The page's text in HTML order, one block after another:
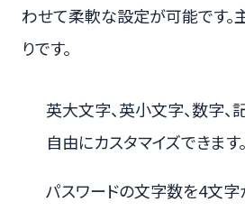
わせて柔軟な設定が可能です
りです。
英大文字、英小文字、数字
自由にカスタマイズできます。
パスワードの文字数を4文